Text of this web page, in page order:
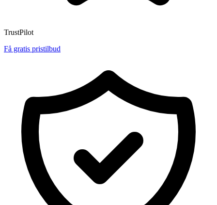
TrustPilot
Få gratis pristilbud